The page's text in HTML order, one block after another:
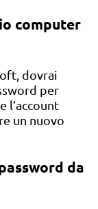
computer
dovrai
per
l’account
un nuovo
da